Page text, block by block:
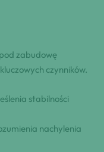
zabudowę
czynników.
stabilności
nachylenia